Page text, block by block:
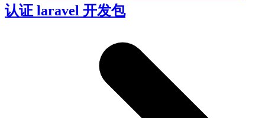
认证 laravel 开发包